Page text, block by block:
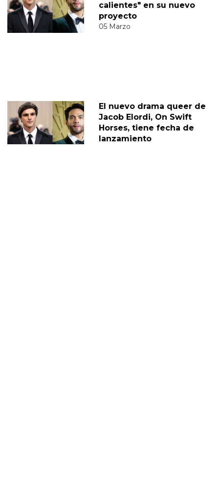
calientes" en su nuevo
proyecto
05 Marzo
El nuevo drama queer de
Jacob Elordi, On Swift
Horses, tiene fecha de
lanzamiento